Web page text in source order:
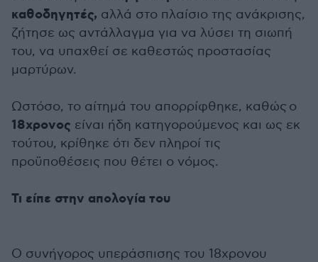
καθοδηγητές, αλλά στο πλαίσιο της ανάκρισης,
ζήτησε ως αντάλλαγμα για να λύσει τη σιωπή
του, να υπαχθεί σε καθεστώς προστασίας
μαρτύρων.
Ωστόσο, το αίτημά του απορρίφθηκε, καθώς ο
18χρονος είναι ήδη κατηγορούμενος και ως εκ
τούτου, κρίθηκε ότι δεν πληροί τις
προϋποθέσεις που θέτει ο νόμος.
Τι είπε στην απολογία του
Ο συνήγορος υπεράσπισης του 18χρονου